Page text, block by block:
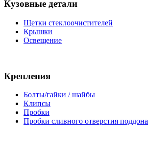
Кузовные детали
Щетки стеклоочистителей
Крышки
Освещение
Крепления
Болты/гайки / шайбы
Клипсы
Пробки
Пробки сливного отверстия поддона